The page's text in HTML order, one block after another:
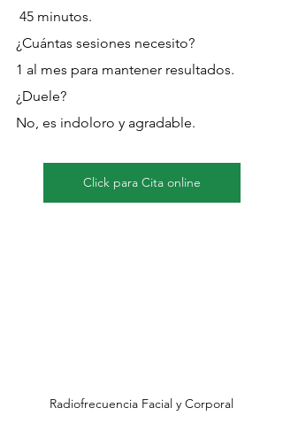
45 minutos.
¿Cuántas sesiones necesito?
1 al mes para mantener resultados.
¿Duele?
No, es indoloro y agradable.
Click para Cita online
Radiofrecuencia Facial y Corporal